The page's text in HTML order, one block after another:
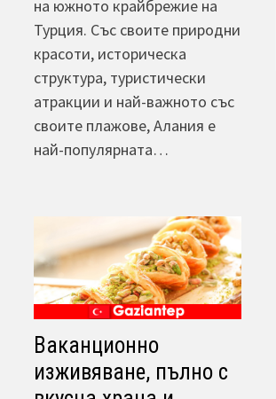
на южното крайбрежие на
Турция. Със своите природни
красоти, историческа
структура, туристически
атракции и най-важното със
своите плажове, Алания е
най-популярната…
Ваканционно
изживяване, пълно с